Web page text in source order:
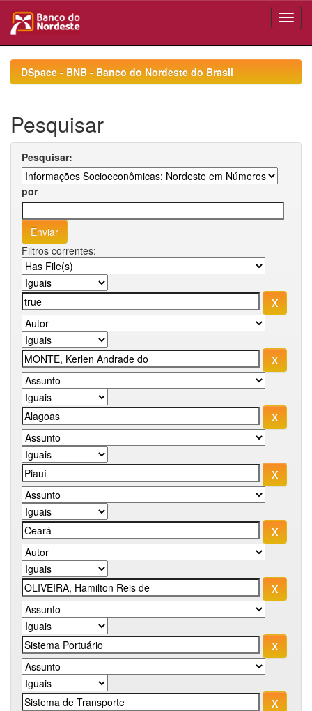
navigationDSpace - BNB - Banco do Nordeste do Brasil
Pesquisar
Pesquisar:
por
Filtros correntes: